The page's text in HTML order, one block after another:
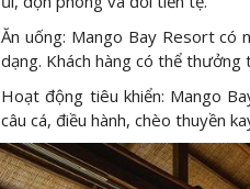
Ăn uống: Mango Bay Resort có
dạng. Khách hàng có thể thưởng
Hoạt động tiêu khiển: Mango
câu cá, điều hành, chèo thuyền